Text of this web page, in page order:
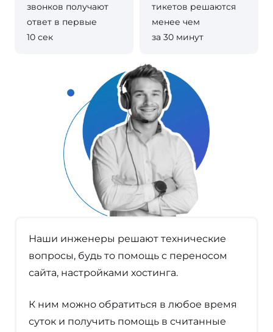
Наши инженеры решают технические
вопросы, будь то помощь с переносом
сайта, настройками хостинга.
К ним можно обратиться в любое время
суток и получить помощь в считанные
звонков получают
ответ в первые
10 сек
тикетов решаются
менее чем
за 30 минут